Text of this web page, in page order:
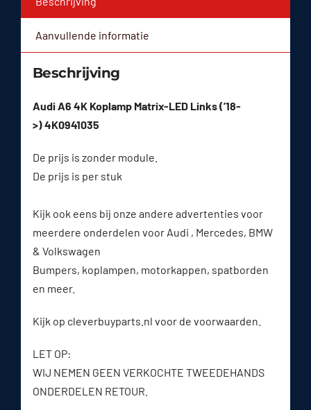
Aanvullende informatie
Beschrijving
Audi A6 4K Koplamp Matrix-LED Links (’18-
>) 4K0941035
De prijs is zonder module.
De prijs is per stuk
Kijk ook eens bij onze andere advertenties voor
meerdere onderdelen voor Audi , Mercedes, BMW
& Volkswagen
Bumpers, koplampen, motorkappen, spatborden
en meer.
Kijk op cleverbuyparts.nl voor de voorwaarden.
LET OP:
WIJ NEMEN GEEN VERKOCHTE TWEEDEHANDS
ONDERDELEN RETOUR.